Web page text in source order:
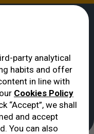
diabétique
party analytical
habits and offer
in line with
Cookies Policy
“Accept”, we shall
and accept
You can also